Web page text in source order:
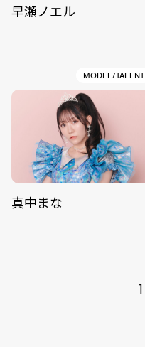
早瀬ノエル
MODEL/TALENT
真中まな
1